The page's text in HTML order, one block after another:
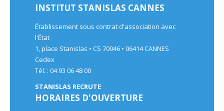
INSTITUT STANISLAS CANNES
Établissement sous contrat d'association avec
l'État
1, place Stanislas • CS 70046 • 06414 CANNES
Cedex
Tél. : 04 93 06 48 00
STANISLAS RECRUTE
HORAIRES D'OUVERTURE